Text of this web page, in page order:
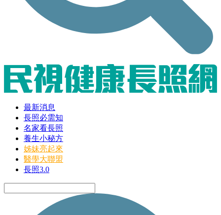
最新消息
長照必需知
名家看長照
養生小秘方
姊妹亮起來
醫學大聯盟
長照3.0